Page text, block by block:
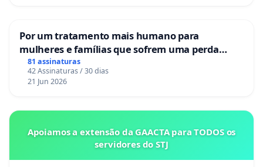
Por um tratamento mais humano para
mulheres e famílias que sofrem uma perda
gestacional nos hospitais portugueses
81 assinaturas
42 Assinaturas / 30 dias
21 Jun 2026
Apoiamos a extensão da GAACTA para TODOS os
servidores do STJ